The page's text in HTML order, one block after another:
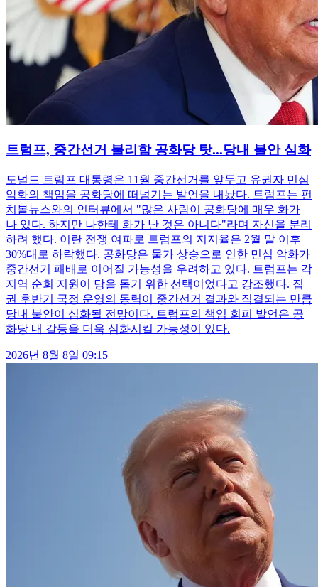
트럼프, 중간선거 불리함 공화당 탓...당내 불안 심화
도널드 트럼프 대통령은 11월 중간선거를 앞두고 유권자 민심
악화의 책임을 공화당에 떠넘기는 발언을 내놨다. 트럼프는 펀
치볼뉴스와의 인터뷰에서 "많은 사람이 공화당에 매우 화가
나 있다. 하지만 나한테 화가 난 것은 아니다"라며 자신을 분리
하려 했다. 이란 전쟁 여파로 트럼프의 지지율은 2월 말 이후
30%대로 하락했다. 공화당은 물가 상승으로 인한 민심 악화가
중간선거 패배로 이어질 가능성을 우려하고 있다. 트럼프는 각
지역 순회 지원이 당을 돕기 위한 선택이었다고 강조했다. 집
권 후반기 국정 운영의 동력이 중간선거 결과와 직결되는 만큼
당내 불안이 심화될 전망이다. 트럼프의 책임 회피 발언은 공
화당 내 갈등을 더욱 심화시킬 가능성이 있다.
2026년 8월 8일 09:15